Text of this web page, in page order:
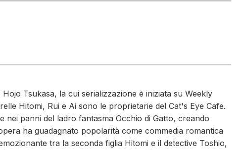
Tsukasa, la cui serializzazione è iniziata su Weekly
Hitomi, Rui e Ai sono le proprietarie del Cat's Eye Cafe.
panni del ladro fantasma Occhio di Gatto, creando
ha guadagnato popolarità come commedia romantica
tra la seconda figlia Hitomi e il detective Toshio,